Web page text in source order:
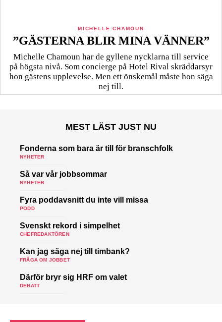
MICHELLE CHAMOUN
”GÄSTERNA BLIR MINA VÄNNER”
Michelle Chamoun har de gyllene nycklarna till service
på högsta nivå. Som concierge på Hotel Rival skräddarsyr
hon gästens upp­levelse. Men ett önskemål måste hon säga
nej till.
MEST LÄST JUST NU
Fonderna som bara är till för branschfolk
NYHETER
Så var vår jobbsommar
NYHETER
Fyra poddavsnitt du inte vill missa
PODD
Svenskt rekord i simpelhet
CHEFREDAKTÖREN
Kan jag säga nej till timbank?
FRÅGA OM JOBBET
Därför bryr sig HRF om valet
DEBATT